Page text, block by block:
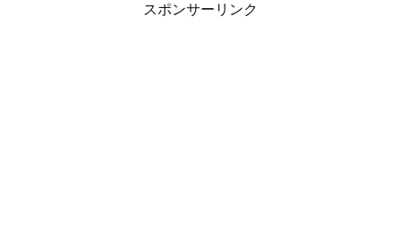
スポンサーリンク